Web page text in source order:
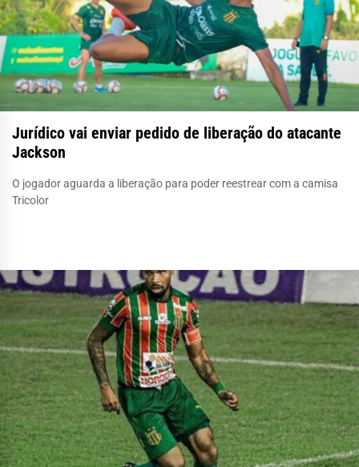
Jurídico vai enviar pedido de liberação do atacante
Jackson
O jogador aguarda a liberação para poder reestrear com a camisa
Tricolor